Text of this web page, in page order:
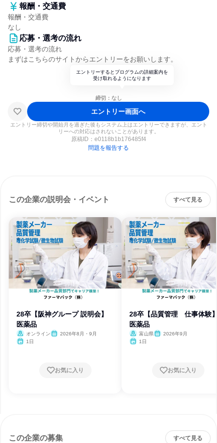
報酬・交通費
報酬・交通費
なし
応募・選考の流れ
応募・選考の流れ
まずはこちらのサイトからエントリーをお願いします。
エントリーするとプログラムの詳細案内を
受け取れるようになります
締切：なし
エントリー画面へ
エントリー締切や開始月を過ぎた後もシステム上はエントリーできますが、エント
リーへの対応はされないことがあります。
原稿ID： e0118b1b176485f4
問題を報告する
この企業の説明会・イベント すべて見る
28卒【阪神グループ 説明会】
医薬品
オンライン
2026年8月・9月
1日
お気に入り
28卒【品質管理 仕事体験
医薬品
富山県
2026年9月
1日
お気に入り
この企業の募集 すべて見る